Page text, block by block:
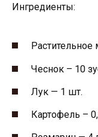
Ингредиенты:
Чеснок – 10
Лук — 1 шт.
Картофель –